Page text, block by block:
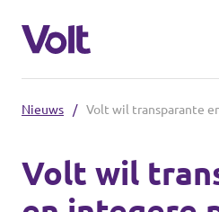
Volt Amsterdam
Nieuws / Volt wil transparante
Volt wil